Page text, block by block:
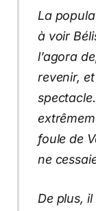
La
à voir
l’agora
revenir,
foule de
ne
De plus,